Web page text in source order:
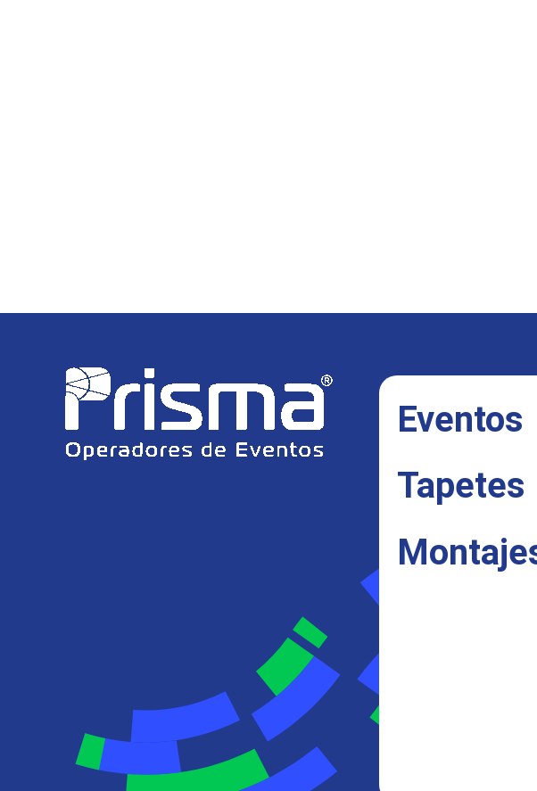
Eventos
Tapetes